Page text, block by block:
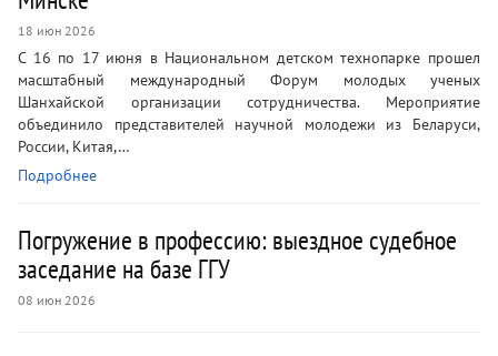
18 июн 2026
С 16 по 17 июня в Национальном детском технопарке прошел
масштабный международный Форум молодых ученых
Шанхайской организации сотрудничества. Мероприятие
объединило представителей научной молодежи из Беларуси,
России, Китая,…
Подробнее
Погружение в профессию: выездное судебное
заседание на базе ГГУ
08 июн 2026